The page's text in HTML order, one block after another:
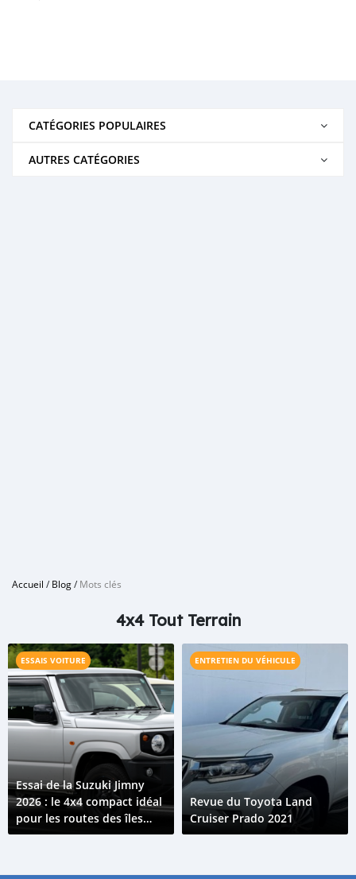
CATÉGORIES POPULAIRES
AUTRES CATÉGORIES
Accueil /Blog/Mots clés
4x4 Tout Terrain
ESSAIS VOITURE
Essai de la Suzuki Jimny
2026 : le 4x4 compact idéal
pour les routes des îles
Comores
ENTRETIEN DU VÉHICULE
Revue du Toyota Land
Cruiser Prado 2021